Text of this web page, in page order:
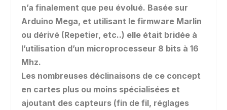
n’a finalement que peu évolué. Basée sur
Arduino Mega, et utilisant le firmware Marlin
ou dérivé (Repetier, etc..) elle était bridée à
l’utilisation d’un microprocesseur 8 bits à 16
Mhz.
Les nombreuses déclinaisons de ce concept
en cartes plus ou moins spécialisées et
ajoutant des capteurs (fin de fil, réglages